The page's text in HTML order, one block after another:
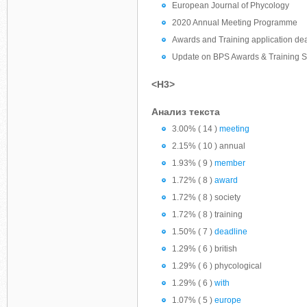
European Journal of Phycology
2020 Annual Meeting Programme
Awards and Training application
Update on BPS Awards & Training
<H3>
Анализ текста
3.00% ( 14 ) meeting
2.15% ( 10 ) annual
1.93% ( 9 ) member
1.72% ( 8 ) award
1.72% ( 8 ) society
1.72% ( 8 ) training
1.50% ( 7 ) deadline
1.29% ( 6 ) british
1.29% ( 6 ) phycological
1.29% ( 6 ) with
1.07% ( 5 ) europe